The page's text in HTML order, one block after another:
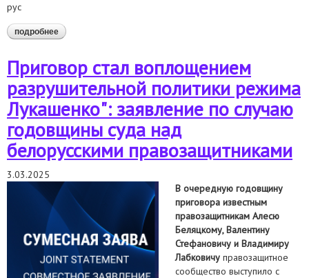
рус
подробнее о заявление правозащитного сообщества в связи с
инаугурацией а. лукашенко
Приговор стал воплощением
разрушительной политики режима
Лукашенко": заявление по случаю
годовщины суда над
белорусскими правозащитниками
3.03.2025
В очередную годовщину
приговора известным
правозащитникам Алесю
Беляцкому, Валентину
Стефановичу и Владимиру
Лабковичу правозащитное
сообщество выступило с